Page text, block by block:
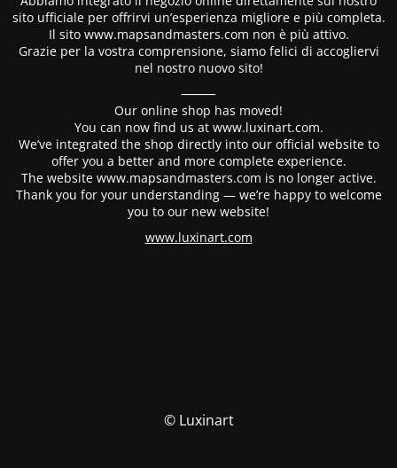
sito ufficiale per offrirvi un’esperienza migliore e più completa.
Il sito www.mapsandmasters.com non è più attivo.
Grazie per la vostra comprensione, siamo felici di accogliervi
nel nostro nuovo sito!
⸻
Our online shop has moved!
You can now find us at www.luxinart.com.
We’ve integrated the shop directly into our official website to
offer you a better and more complete experience.
The website www.mapsandmasters.com is no longer active.
Thank you for your understanding — we’re happy to welcome
you to our new website!
www.luxinart.com
© Luxinart